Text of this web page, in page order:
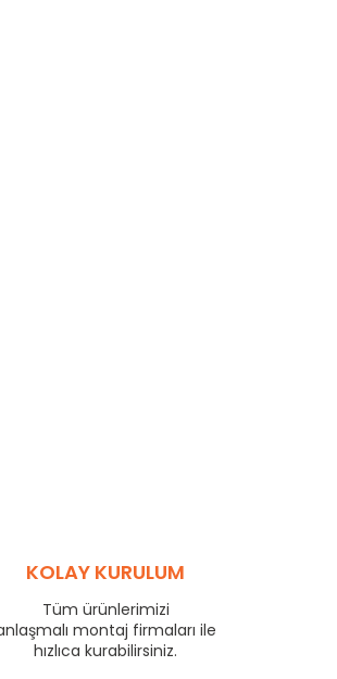
KOLAY KURULUM
Tüm ürünlerimizi
montaj firmaları ile
hızlıca kurabilirsiniz.